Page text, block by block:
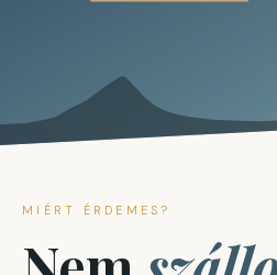
MIÉRT ÉRDEMES?